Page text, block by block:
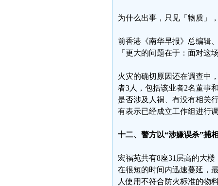
为什么出事，只见「物质」
前香港《南华早报》总编辑
「更大的问题在于：面对这
火灾的确切原因还在调查中
者3人，包括该业者2名董事
是否涉及人祸、有没有相关
有表示已经成立工作组进行
十二、警方以“涉嫌误杀”捕
宏福苑共有8座31层高的大
在很短的时间内迅速蔓延，
人使用不符合防火标准的物